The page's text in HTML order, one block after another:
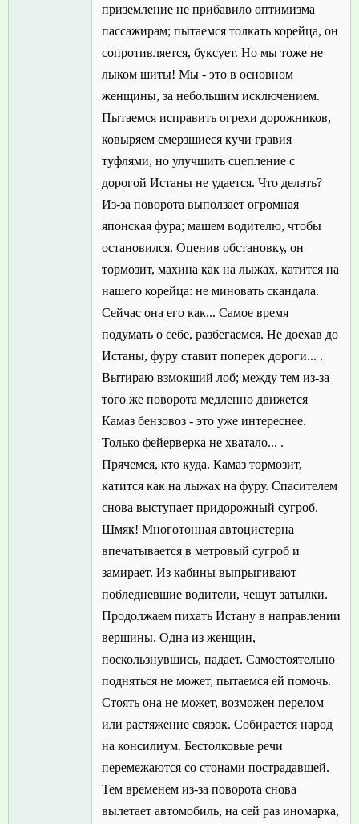
приземление не прибавило оптимизма
пассажирам; пытаемся толкать корейца, он
сопротивляется, буксует. Но мы тоже не
лыком шиты! Мы - это в основном
женщины, за небольшим исключением.
Пытаемся исправить огрехи дорожников,
ковыряем смерзшиеся кучи гравия
туфлями, но улучшить сцепление с
дорогой Истаны не удается. Что делать?
Из-за поворота выползает огромная
японская фура; машем водителю, чтобы
остановился. Оценив обстановку, он
тормозит, махина как на лыжах, катится на
нашего корейца: не миновать скандала.
Сейчас она его как... Самое время
подумать о себе, разбегаемся. Не доехав до
Истаны, фуру ставит поперек дороги... .
Вытираю взмокший лоб; между тем из-за
того же поворота медленно движется
Камаз бензовоз - это уже интереснее.
Только фейерверка не хватало... .
Прячемся, кто куда. Камаз тормозит,
катится как на лыжах на фуру. Спасителем
снова выступает придорожный сугроб.
Шмяк! Многотонная автоцистерна
впечатывается в метровый сугроб и
замирает. Из кабины выпрыгивают
побледневшие водители, чешут затылки.
Продолжаем пихать Истану в направлении
вершины. Одна из женщин,
поскользнувшись, падает. Самостоятельно
подняться не может, пытаемся ей помочь.
Стоять она не может, возможен перелом
или растяжение связок. Собирается народ
на консилиум. Бестолковые речи
перемежаются со стонами пострадавшей.
Тем временем из-за поворота снова
вылетает автомобиль, на сей раз иномарка,